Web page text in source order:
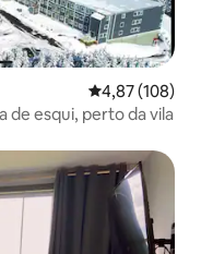
4,87 de uma
4,87 (108)
de esqui, perto da vila